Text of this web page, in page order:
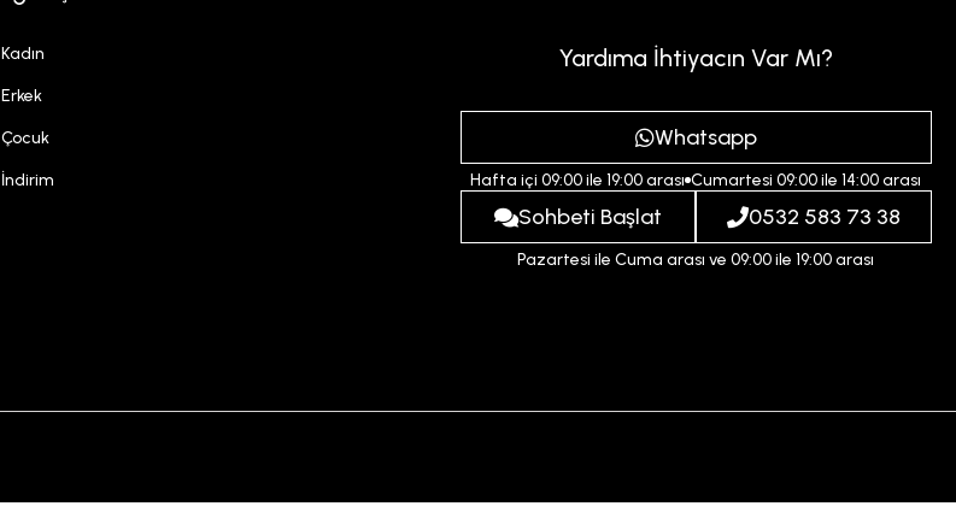
Kadın
Erkek
Çocuk
İndirim
Yardıma İhtiyacın Var Mı?
Whatsapp
Hafta içi 09:00 ile 19:00 arası Cumartesi 09:00 ile 14:00 arası
Sohbeti Başlat 0532 583 73 38
Pazartesi ile Cuma arası ve 09:00 ile 19:00 arası